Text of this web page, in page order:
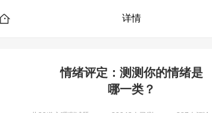
详情
情绪评定：测测你的情绪是
哪一类？